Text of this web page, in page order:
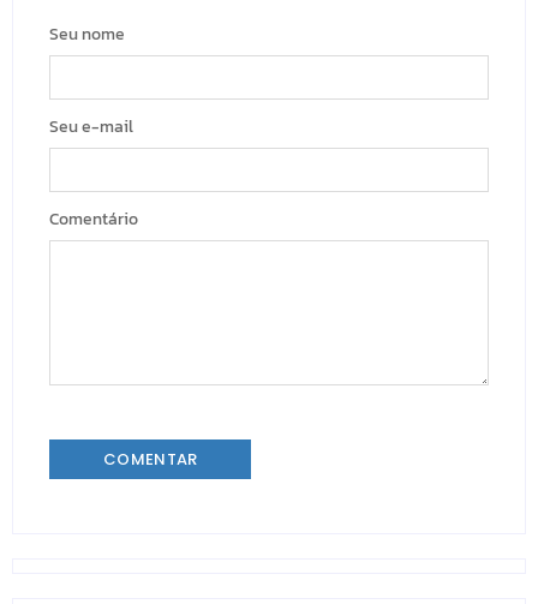
Seu nome
Seu e-mail
Comentário